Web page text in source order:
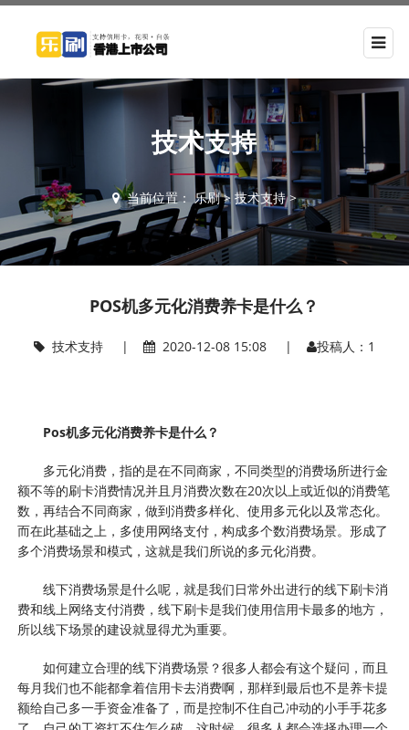
技术支持
当前位置： 乐刷> 技术支持>
POS机多元化消费养卡是什么？
技术支持| 2020-12-08 15:08 | 投稿人：1
Pos机多元化消费养卡是什么？
多元化消费，指的是在不同商家，不同类型的消费场所进行金
额不等的刷卡消费情况并且月消费次数在20次以上或近似的消费笔
数，再结合不同商家，做到消费多样化、使用多元化以及常态化。
而在此基础之上，多使用网络支付，构成多个数消费场景。形成了
多个消费场景和模式，这就是我们所说的多元化消费。
线下消费场景是什么呢，就是我们日常外出进行的线下刷卡消
费和线上网络支付消费，线下刷卡是我们使用信用卡最多的地方，
所以线下场景的建设就显得尤为重要。
如何建立合理的线下消费场景？很多人都会有这个疑问，而且
每月我们也不能都拿着信用卡去消费啊，那样到最后也不是养卡提
额给自己多一手资金准备了，而是控制不住自己冲动的小手手花多